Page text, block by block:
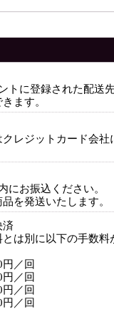
トに登録された配送
ます。
レジットカード会社
にお振込ください。
を発送いたします。
済
は別に以下の手数料
／回
／回
／回
／回